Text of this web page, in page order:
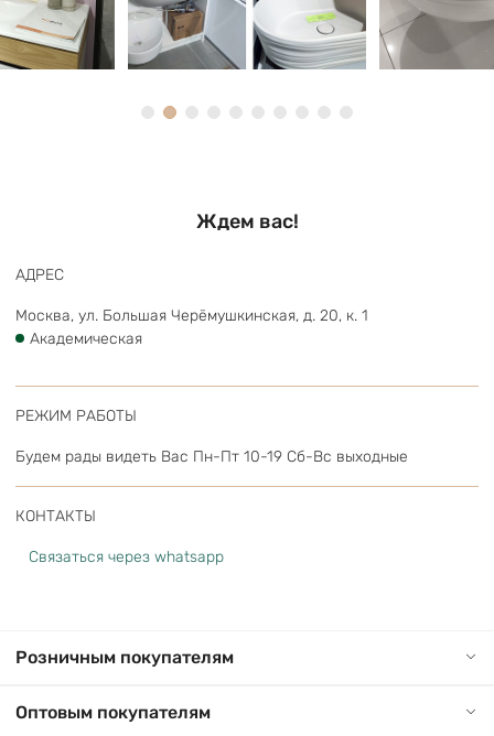
Ждем вас!
АДРЕС
Москва, ул. Большая Черёмушкинская, д. 20, к. 1
Академическая
РЕЖИМ РАБОТЫ
Будем рады видеть Вас Пн-Пт 10-19 Сб-Вс выходные
КОНТАКТЫ
Связаться через whatsapp
Розничным покупателям
Оптовым покупателям